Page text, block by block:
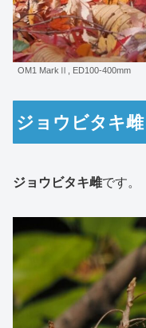
OM1 MarkⅡ, ED100-400mm
ジョウビタキ
ジョウビタキ雌です。